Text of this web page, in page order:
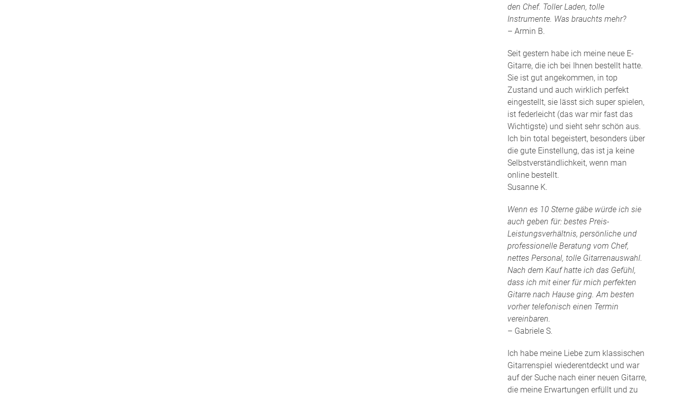
den Chef. Toller Laden, tolle
Instrumente. Was brauchts mehr?
– Armin B.
Seit gestern habe ich meine neue E-
Gitarre, die ich bei Ihnen bestellt hatte.
Sie ist gut angekommen, in top
Zustand und auch wirklich perfekt
eingestellt, sie lässt sich super spielen,
ist federleicht (das war mir fast das
Wichtigste) und sieht sehr schön aus.
Ich bin total begeistert, besonders über
die gute Einstellung, das ist ja keine
Selbstverständlichkeit, wenn man
online bestellt.
Susanne K.
Wenn es 10 Sterne gäbe würde ich sie
auch geben für: bestes Preis-
Leistungsverhältnis, persönliche und
professionelle Beratung vom Chef,
nettes Personal, tolle Gitarrenauswahl.
Nach dem Kauf hatte ich das Gefühl,
dass ich mit einer für mich perfekten
Gitarre nach Hause ging. Am besten
vorher telefonisch einen Termin
vereinbaren.
– Gabriele S.
Ich habe meine Liebe zum klassischen
Gitarrenspiel wiederentdeckt und war
auf der Suche nach einer neuen Gitarre,
die meine Erwartungen erfüllt und zu